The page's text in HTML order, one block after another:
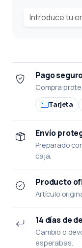
Pago
Compra
Tarjeta
Envío
Preparado
caja.
Producto
Artículo
14 días de
Cambio o
esperabas.